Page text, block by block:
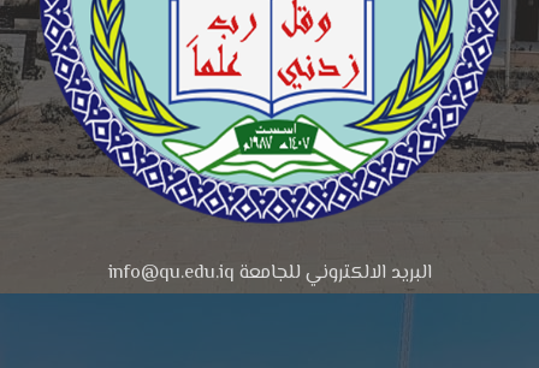
البريد الالكتروني للجامعة info@qu.edu.iq